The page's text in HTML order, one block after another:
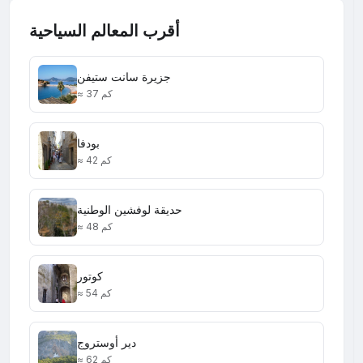
أقرب المعالم السياحية
جزيرة سانت ستيفن
≈ 37 كم
بودفا
≈ 42 كم
حديقة لوفشين الوطنية
≈ 48 كم
كوتور
≈ 54 كم
دير أوستروج
≈ 62 كم